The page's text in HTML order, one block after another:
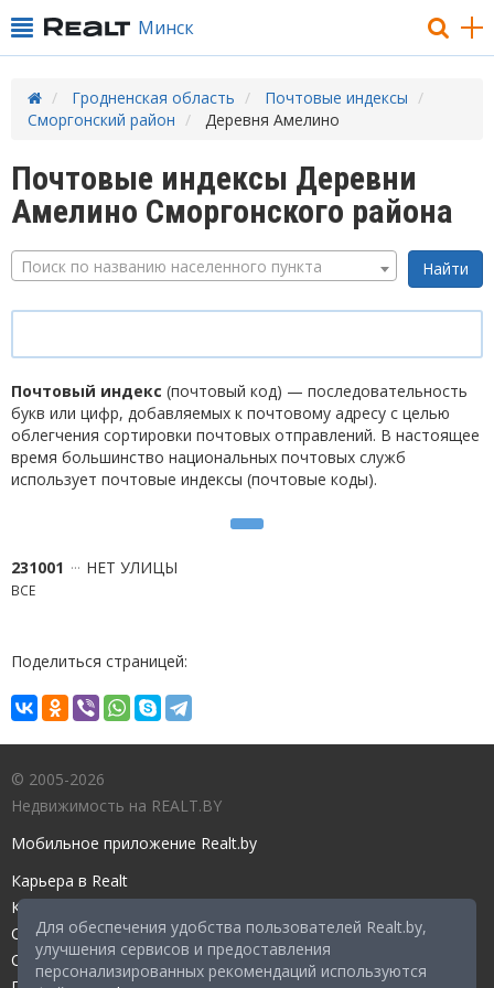
Для обеспечения удобства пользователей Realt.by,
улучшения сервисов и предоставления
персонализированных рекомендаций используются
Минск
Гродненская область
Почтовые индексы
Сморгонский район
Деревня Амелино
Почтовые индексы Деревни
Амелино Сморгонского района
Поиск по названию населенного пункта
Почтовый индекс (почтовый код) — последовательность
букв или цифр, добавляемых к почтовому адресу с целью
облегчения сортировки почтовых отправлений. В настоящее
время большинство национальных почтовых служб
использует почтовые индексы (почтовые коды).
231001 НЕТ УЛИЦЫ
ВСЕ
Поделиться страницей:
© 2005-2026
Недвижимость на REALT.BY
Мобильное приложение Realt.by
Карьера в Realt
Контакты редакции
Справочный центр
Служба поддержки